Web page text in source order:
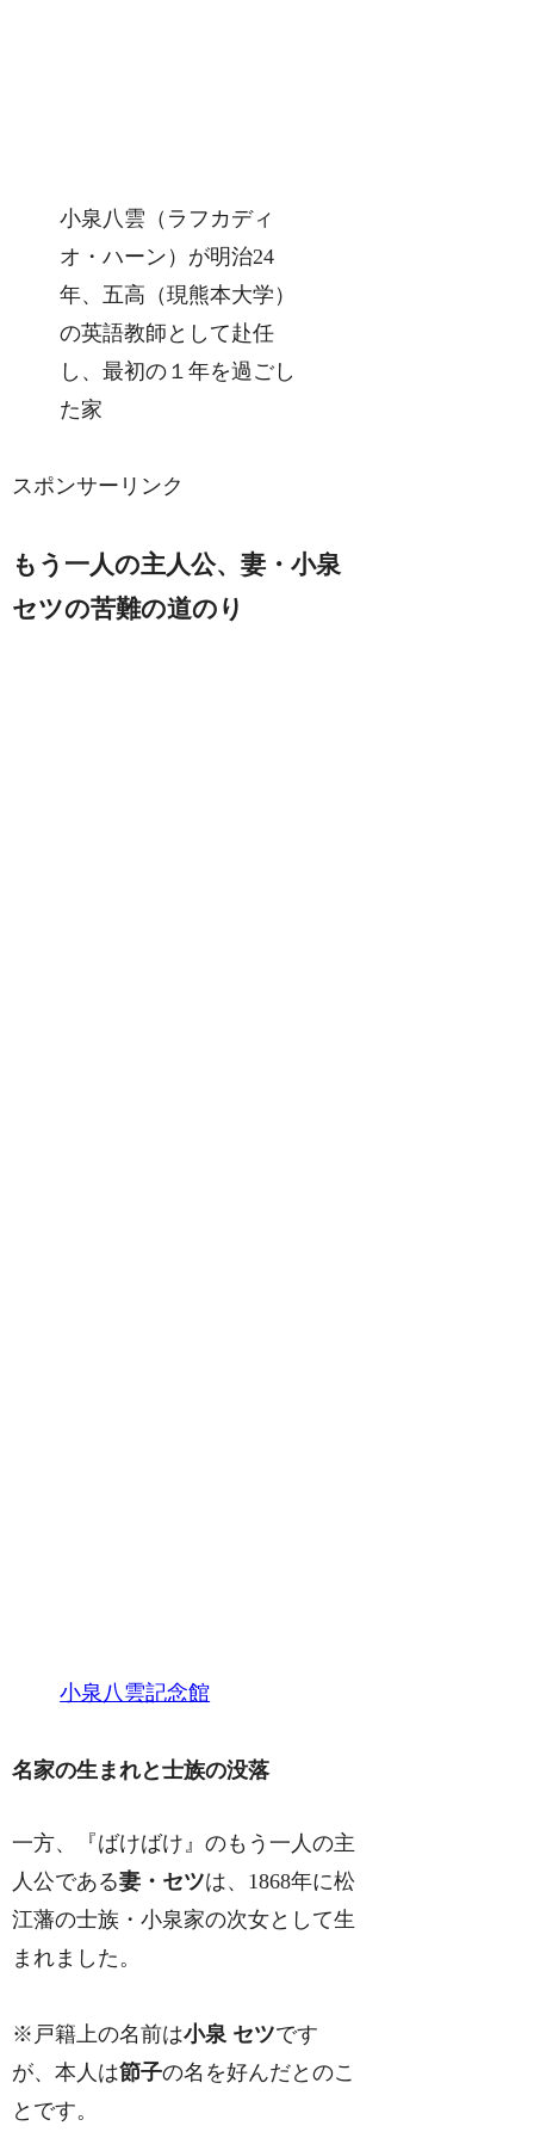
小泉八雲（ラフカディ
オ・ハーン）が明治24
年、五高（現熊本大学）
の英語教師として赴任
し、最初の１年を過ごし
た家
スポンサーリンク
もう一人の主人公、妻・小泉
セツの苦難の道のり
小泉八雲記念館
名家の生まれと士族の没落
一方、『ばけばけ』のもう一人の主
人公である妻・セツは、1868年に松
江藩の士族・小泉家の次女として生
まれました。
※戸籍上の名前は小泉 セツです
が、本人は節子の名を好んだとのこ
とです。